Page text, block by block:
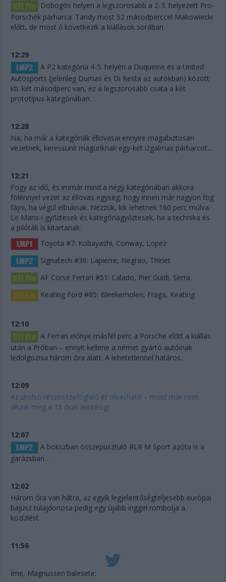
Dobogós helyen a legszorosabb a 2-3. helyezett Pro-
Porschék párharca: Tandy most 52 másodperccel Makowiecki
előtt, de most ő következik a kiállások sorában.
12:29
A P2 kategória 4-5. helyén a Duqueine és a United
Autosports (jelenleg Dumas és Di Resta az autókban) között
kb. két másodperc van, ez a legszorosabb csata a két
prototípus-kategóriában.
12:28
Na, ha már a kategóriák éllovasai ennyire magabiztosan
vezetnek, keressünk magunknak egy-két izgalmas párharcot...
12:21
Fogy az idő, és immár mind a négy kategóriában akkora
fölénnyel vezet az éllovas egység, hogy innen már nagyon fog
fájni, ha végül elbuknak. Nézzük, kik lehetnek 160 perc múlva
Le Mans-i győztesek és kategóriagyőztesek, ha a technika és
a pilóták is kitartanak.
Toyota #7: Kobayashi, Conway, Lopez
Signatech #36: Lapierre, Negrao, Thiriet
AF Corse Ferrari #51: Calado, Pier Guidi, Serra
Keating Ford #85: Bleekemolen, Fraga, Keating
12:10
A Ferrari előnye másfél perc a Porsche előtt a kiállás
után a Próban – ennyit kellene a német gyártó autóinak
ledolgoznia három óra alatt. A lehetetlennel határos.
12:09
Az utolsó részösszefoglaló itt olvasható – most már nem
állunk meg a 15 órás leintésig!
12:07
A bokszban összepusztuló RLR M Sport azóta is a
garázsban...
12:02
Három óra van hátra, az egyik legjelentőségteljesebb európai
bajusz tulajdonosa pedig egy újabb inggel rombolja a
közízlést.
11:56
Íme, Magnussen balesete: